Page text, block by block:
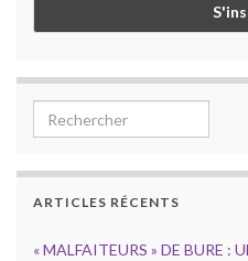
Search for:
ARTICLES RÉCENTS
« MALFAITEURS » DE BURE :